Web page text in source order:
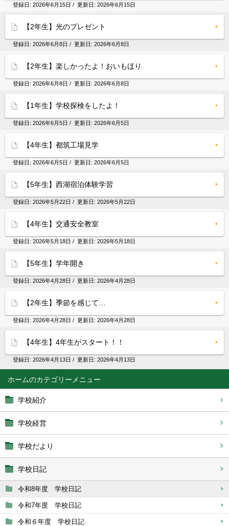
ホーム
学校紹介
学校経営
学校だより
学校日記
令和8年度 学校日記
令和7年度 学校日記
令和６年度 学校日記
登録日: 2026年6月15日 / 更新日: 2026年6月15日
【2年生】光のプレゼント
登録日: 2026年6月8日 / 更新日: 2026年6月8日
【2年生】楽しかったよ！おいもほり
登録日: 2026年6月8日 / 更新日: 2026年6月8日
【1年生】学校探検をしたよ！
登録日: 2026年6月5日 / 更新日: 2026年6月5日
【4年生】都筑工場見学
登録日: 2026年6月5日 / 更新日: 2026年6月5日
【5年生】西湖宿泊体験学習
登録日: 2026年5月22日 / 更新日: 2026年5月22日
【4年生】交通安全教室
登録日: 2026年5月18日 / 更新日: 2026年5月18日
【5年生】学年開き
登録日: 2026年4月28日 / 更新日: 2026年4月28日
【2年生】季節を感じて…
登録日: 2026年4月28日 / 更新日: 2026年4月28日
【4年生】4年生がスタート！！
登録日: 2026年4月13日 / 更新日: 2026年4月13日